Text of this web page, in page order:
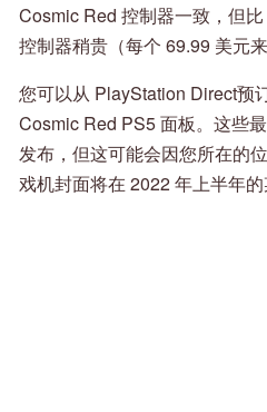
Cosmic Red 控制器一致，但
控制器稍贵（每个 69.99 美元
您可以从 PlayStation Direct预
Cosmic Red PS5 面板。这些
发布，但这可能会因您所在的
戏机封面将在 2022 年上半年的